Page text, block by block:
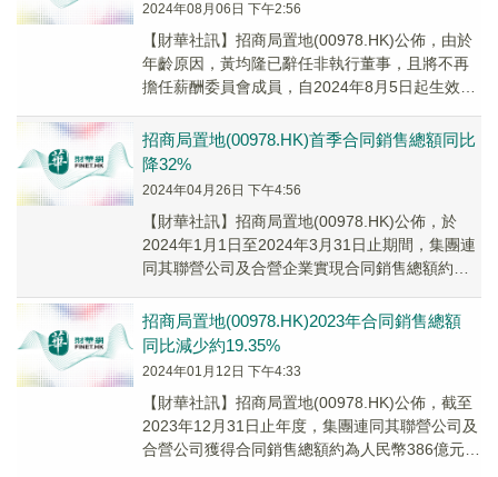
2024年08月06日 下午2:56
【財華社訊】招商局置地(00978.HK)公佈，由於
年齡原因，黃均隆已辭任非執行董事，且將不再
擔任薪酬委員會成員，自2024年8月5日起生效。
招商局置地(00978.HK)首季合同銷售總額同比
降32%
2024年04月26日 下午4:56
【財華社訊】招商局置地(00978.HK)公佈，於
2024年1月1日至2024年3月31日止期間，集團連
同其聯營公司及合營企業實現合同銷售總額約為
招商局置地(00978.HK)2023年合同銷售總額
同比減少約19.35%
2024年01月12日 下午4:33
【財華社訊】招商局置地(00978.HK)公佈，截至
2023年12月31日止年度，集團連同其聯營公司及
合營公司獲得合同銷售總額約為人民幣386億元，